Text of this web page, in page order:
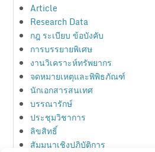
Article
Research Data
กฎ ระเบียบ ข้อบังคับ
การบรรยายพิเศษ
งานวิเคราะห์ทรัพยากร
จดหมายเหตุและพิพิธภัณฑ์
นักเอกสารสนเทศ
บรรณารักษ์
ประชุมวิชาการ
ลิขสิทธิ์
สัมมนาเชิงปฏิบัติการ